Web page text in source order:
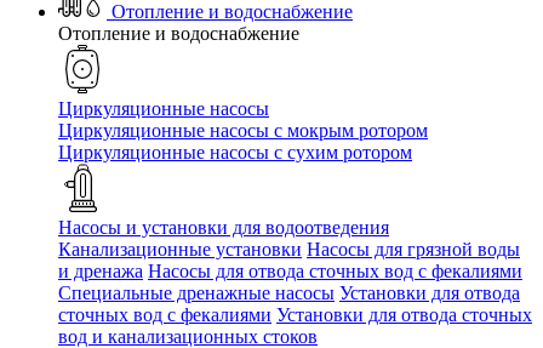
Отопление и водоснабжение
Отопление и водоснабжение
Циркуляционные насосы
Циркуляционные насосы с мокрым ротором
Циркуляционные насосы с сухим ротором
Насосы и установки для водоотведения
Канализационные установки Насосы для грязной воды
и дренажа Насосы для отвода сточных вод c фекалиями
Специальные дренажные насосы Установки для отвода
сточных вод c фекалиями Установки для отвода сточных
вод и канализационных стоков